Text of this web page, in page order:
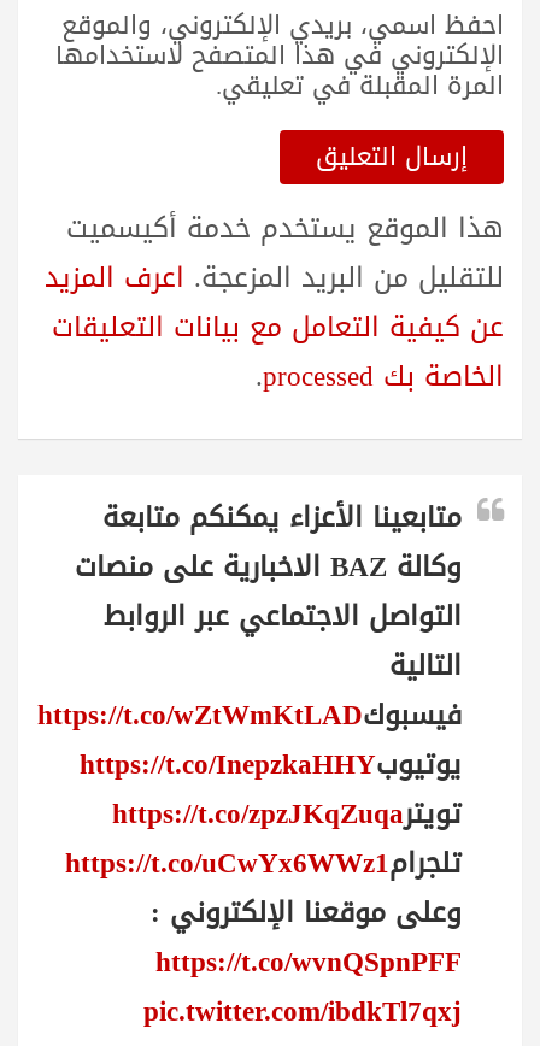
احفظ اسمي، بريدي الإلكتروني، والموقع
الإلكتروني في هذا المتصفح لاستخدامها
المرة المقبلة في تعليقي.
هذا الموقع يستخدم خدمة أكيسميت
للتقليل من البريد المزعجة. اعرف المزيد
عن كيفية التعامل مع بيانات التعليقات
الخاصة بك processed
.
متابعينا الأعزاء يمكنكم متابعة
وكالة BAZ الاخبارية على منصات
التواصل الاجتماعي عبر الروابط
التالية
فيسبوكhttps://t.co/wZtWmKtLAD
يوتيوبhttps://t.co/InepzkaHHY
تويترhttps://t.co/zpzJKqZuqa
تلجرامhttps://t.co/uCwYx6WWz1
وعلى موقعنا الإلكتروني :
https://t.co/wvnQSpnPFF
pic.twitter.com/ibdkTl7qxj